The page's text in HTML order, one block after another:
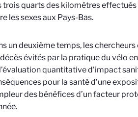
trois quarts des kilomètres
les sexes aux Pays-Bas.
un deuxième temps, les
évités par la pratique du vélo
quantitative d’impact
pour la santé d’une
des bénéfices d’un facteur